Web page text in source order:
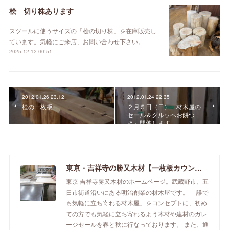
桧 切り株あります
スツールに使うサイズの「桧の切り株」を在庫販売し
ています。気軽にご来店、お問い合わせ下さい。
2025.12.12 00:51
2012.01.26 23:12
栓の一枚板
2012.01.24 22:35
２月５日（日）「材木屋の
セール＆グルッペお餅つ
き」開催します。
東京・吉祥寺の勝又木材【一枚板カウンター】
東京 吉祥寺勝又木材のホームページ。武蔵野市、五
日市街道沿いにある明治創業の材木屋です。 「誰で
も気軽に立ち寄れる材木屋」をコンセプトに、初め
ての方でも気軽に立ち寄れるよう木材や建材のガレ
ージセールを春と秋に行なっております。 また、通